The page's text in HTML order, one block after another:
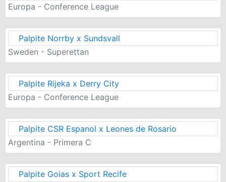
Europa - Conference League
Palpite Norrby x Sundsvall
Sweden - Superettan
Palpite Rijeka x Derry City
Europa - Conference League
Palpite CSR Espanol x Leones de Rosario
Argentina - Primera C
Palpite Goias x Sport Recife